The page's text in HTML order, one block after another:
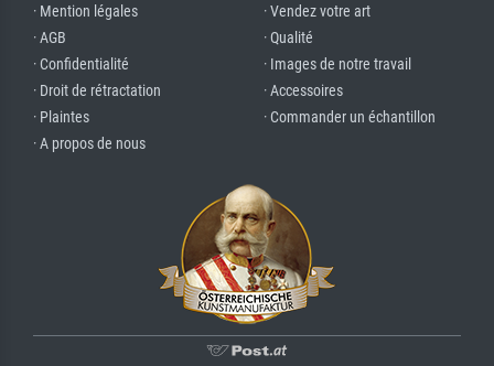
· Mention légales
· AGB
· Confidentialité
· Droit de rétractation
· Plaintes
· A propos de nous
· Vendez votre art
· Qualité
· Images de notre travail
· Accessoires
· Commander un échantillon